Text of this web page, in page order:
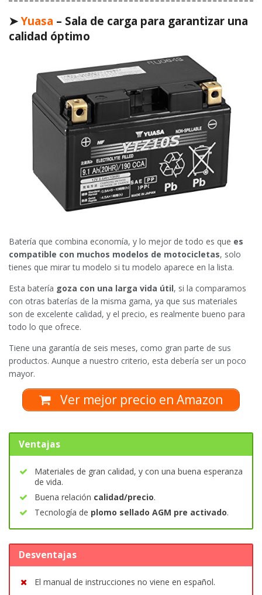
➤Yuasa – Sala de carga para garantizar una
calidad óptimo
Batería que combina economía, y lo mejor de todo es que es
compatible con muchos modelos de motocicletas, solo
tienes que mirar tu modelo si tu modelo aparece en la lista.
Esta batería goza con una larga vida útil, si la comparamos
con otras baterías de la misma gama, ya que sus materiales
son de excelente calidad, y el precio, es realmente bueno para
todo lo que ofrece.
Tiene una garantía de seis meses, como gran parte de sus
productos. Aunque a nuestro criterio, esta debería ser un poco
mayor.
Ver mejor precio en Amazon
Ventajas
Materiales de gran calidad, y con una buena esperanza
de vida.
Buena relación calidad/precio.
Tecnología de plomo sellado AGM pre activado.
Desventajas
El manual de instrucciones no viene en español.